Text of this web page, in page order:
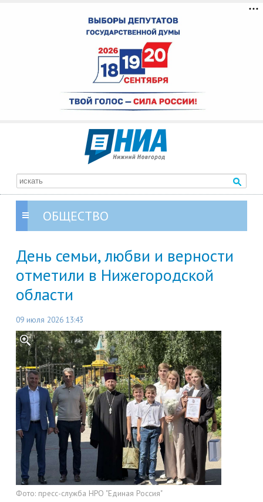
ОБЩЕСТВО
День семьи, любви и верности
отметили в Нижегородской
области
09 июля 2026 13:43
Фото: пресс-служба НРО "Единая Россия"